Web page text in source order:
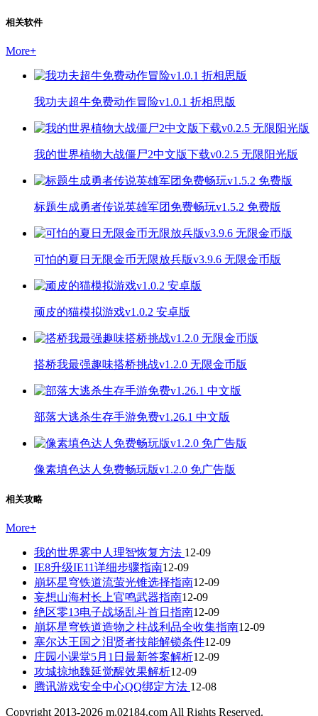
相关软件
More+
我功夫超牛免费动作冒险v1.0.1 折相思版
我的世界植物大战僵尸2中文版下载v0.2.5 无限阳光版
标题生成勇者传说英雄军团免费畅玩v1.5.2 免费版
可怕的夏日无限金币无限放兵版v3.9.6 无限金币版
顽皮的猫模拟游戏v1.0.2 安卓版
搭桥我最强趣味搭桥挑战v1.2.0 无限金币版
部落大逃杀生存手游免费v1.26.1 中文版
像素填色达人免费畅玩版v1.2.0 免广告版
相关攻略
More+
我的世界雾中人理智恢复方法 12-09
IE8升级IE11详细步骤指南12-09
崩坏星穹铁道流萤光锥选择指南12-09
妄想山海村长上官鸣武器指南12-09
绝区零13电子战场乱斗首日指南12-09
崩坏星穹铁道造物之柱战利品全收集指南12-09
塞尔达王国之泪贤者技能解锁条件12-09
庄园小课堂5月1日最新答案解析12-09
攻城掠地魏延觉醒效果解析12-09
腾讯游戏安全中心QQ绑定方法 12-08
Copyright 2013-2026 m.02184.com All Rights Reserved.